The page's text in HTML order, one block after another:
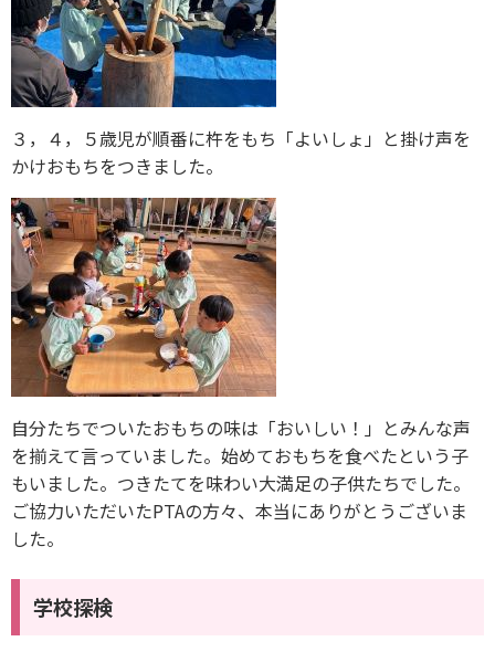
３，４，５歳児が順番に杵をもち「よいしょ」と掛け声を
かけおもちをつきました。
自分たちでついたおもちの味は「おいしい！」とみんな声
を揃えて言っていました。始めておもちを食べたという子
もいました。つきたてを味わい大満足の子供たちでした。
ご協力いただいたPTAの方々、本当にありがとうございま
した。
学校探検